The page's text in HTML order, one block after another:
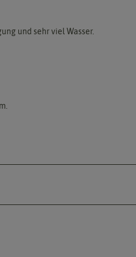
und sehr viel Wasser.